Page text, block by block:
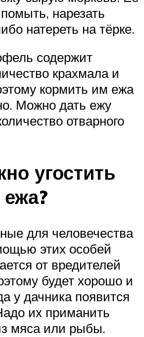
нарезать
натереть на тёрке.
содержит
крахмала и
кормить им ежа
Можно дать ежу
отварного
угостить
для человечества
этих особей
от вредителей
будет хорошо и
у дачника появится
их приманить
мяса или рыбы.